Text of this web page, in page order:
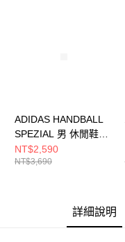
ADIDAS HANDBALL
SPEZIAL 男 休閒鞋
JQ8297
NT$2,590
NT$3,690
詳細說明